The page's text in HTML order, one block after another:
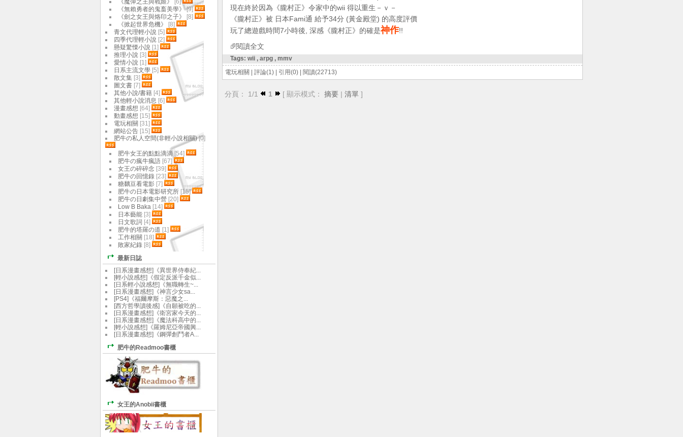
現在終於因為《朧村正》令家中的wii 得以重生－ｖ－
《朧村正》被 日本Fami通 給予34分 (黃金殿堂) 的高度評價
玩了總遊戲時間7小時後, 深感《朧村正》的確是神作!!
閱讀全文
Tags: wii , arpg , mmv
電玩相關
評論(1) 引用(0) 閱讀(22713)
分頁： 1/1 1 [ 顯示模式： 摘要 | 清單 ]
《魔彈之王與戰姬》
[6]
《無賴勇者的鬼畜美學》[9]
《劍之女王與烙印之子》
[8]
《掀起世界危機》
[8]
青文代理輕小說 [5]
四季代理輕小說 [2]
懸疑驚慄小說 [1]
推理小說 [3]
愛情小說 [1]
日系主流文學 [5]
散文集 [3]
圖文書 [7]
其他小說/書籍 [4]
其他輕小說消息 [6]
漫畫感想 [64]
動畫感想 [15]
電玩相關 [31]
網站公告 [15]
肥牛の私人空間(非輕小說相關)[0]
肥牛女王的點點滴滴[54]
肥牛の瘋牛瘋語 [67]
女王の碎碎念 [39]
肥牛の回憶錄 [23]
糖黐豆看電影 [7]
肥牛の日本電影研究所 [15]
肥牛の日劇集中營 [20]
Low B Baka [14]
日本藝能 [3]
日文歌詞 [4]
肥牛的塔羅の道 [1]
工作相關 [18]
敗家紀錄 [8]
最新日誌
[日系漫畫感想]《異世界侍奉紀...
[輕小說感想]《假定反派千金似...
[日系輕小說感想]《無職轉生~...
[日系漫畫感想]《神言少女sa...
[PS4]《福爾摩斯：惡魔之...
[西方哲學讀後感]《自願被吃的...
[日系漫畫感想]《衛宮家今天的...
[日系漫畫感想]《魔法科高中的...
[輕小說感想]《羅姆尼亞帝國興...
[日系漫畫感想]《鋼彈創鬥者A...
肥牛的Readmoo書櫃
女王的Anobii書櫃